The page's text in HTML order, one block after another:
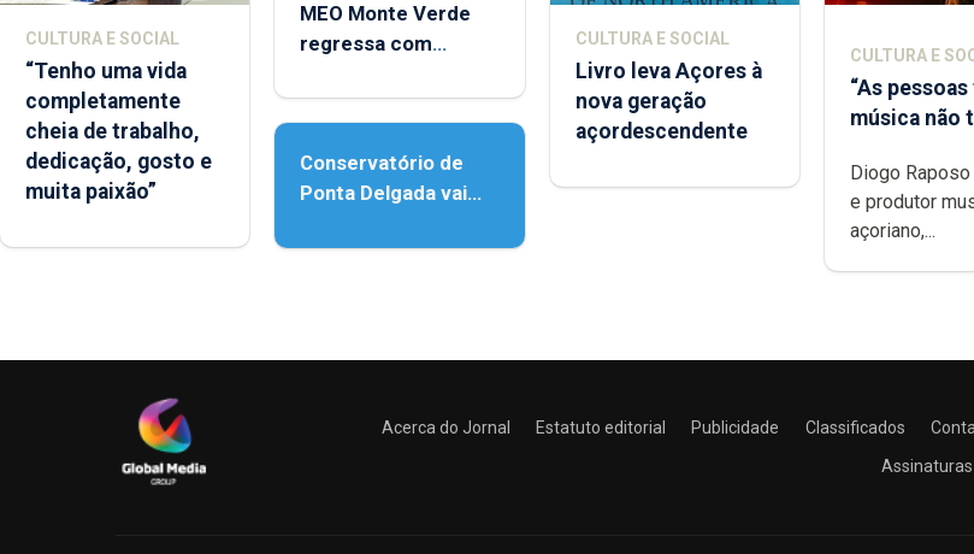
CULTURA E SOCIAL
“Tenho uma vida
completamente
cheia de trabalho,
dedicação, gosto e
muita paixão”
MEO Monte Verde
regressa com
acessibilidade
Conservatório de
Ponta Delgada vai
instrumentos
CULTURA E SOCIAL
Livro leva Açores à
nova geração
açordescendente
CULTURA E
“As
música não
difícil é
uma música”
Diogo
e produtor
açoriano,...
Acerca do Jornal Estatuto editorial Publicidade Classificados
Assinaturas